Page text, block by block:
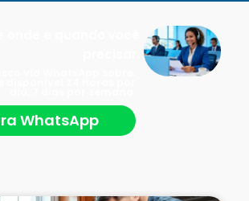
WhatsApp